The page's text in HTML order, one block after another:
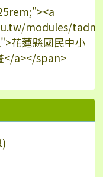
modules/
花蓮縣國民中小
</a></span>
)